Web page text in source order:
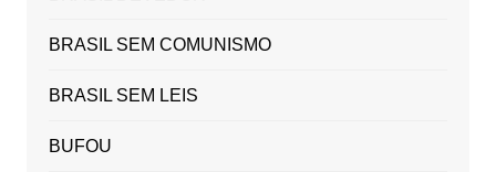
BRASIL SEM COMUNISMO
BRASIL SEM LEIS
BUFOU